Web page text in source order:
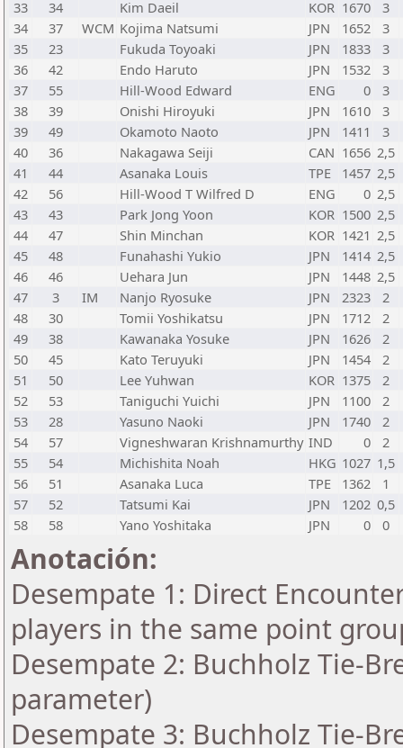
33
34 Kim Daeil KOR 1670
3
34
37 WCM Kojima Natsumi JPN 1652
3
35
23 Fukuda Toyoaki JPN 1833
3
36
42 Endo Haruto JPN 1532
3
37
55 Hill-Wood Edward ENG 0
3
38
39 Onishi Hiroyuki JPN 1610
3
39
49 Okamoto Naoto JPN 1411
3
40
36 Nakagawa Seiji CAN 1656 2,5
41
44 Asanaka Louis TPE 1457 2,5
42
56 Hill-Wood T Wilfred D ENG 0 2,5
43
43 Park Jong Yoon KOR 1500 2,5
44
47 Shin Minchan KOR 1421 2,5
45
48 Funahashi Yukio JPN 1414 2,5
46
46 Uehara Jun JPN 1448 2,5
47
3 IM Nanjo Ryosuke JPN 2323
2
48
30 Tomii Yoshikatsu JPN 1712
2
49
38 Kawanaka Yosuke JPN 1626
2
50
45 Kato Teruyuki JPN 1454
2
51
50 Lee Yuhwan KOR 1375
2
52
53 Taniguchi Yuichi JPN 1100
2
53
28 Yasuno Naoki JPN 1740
2
54
57 Vigneshwaran Krishnamurthy IND 0
2
55
54 Michishita Noah HKG 1027 1,5
56
51 Asanaka Luca TPE 1362
1
57
52 Tatsumi Kai JPN 1202 0,5
58
58 Yano Yoshitaka JPN 0 0
Anotación:
Desempate 1: Direct
players in the same point
Desempate 2: Buchholz Tie-
parameter)
Desempate 3: Buchholz Tie-